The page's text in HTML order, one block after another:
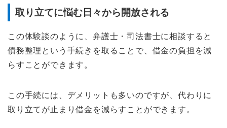
取り立てに悩む日々から開放される
この体験談のように、弁護士・司法書士に相談すると
債務整理という手続きを取ることで、借金の負担を減
らすことができます。
この手続には、デメリットも多いのですが、代わりに
取り立てが止まり借金を減らすことができます。